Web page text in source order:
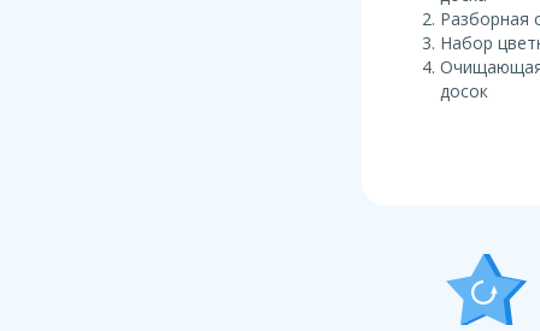
Разборная
Набор
Очищающая
досок